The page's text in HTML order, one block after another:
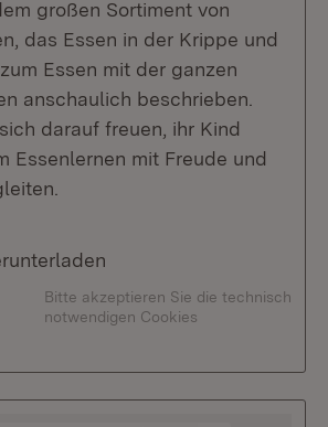
großen Sortiment von
das Essen in der Krippe und
Essen mit der ganzen
anschaulich beschrieben.
darauf freuen, ihr Kind
Essenlernen mit Freude und
Bitte akzeptieren Sie die technisch
notwendigen Cookies